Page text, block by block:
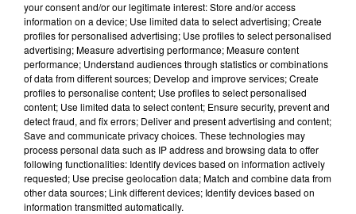
Lecture (3 min 40 sec)
28 mai 2025 - 3 min 40 sec
L'INFO DU TARN DU 28/05/25 À 19H01
L'info du Tarn
your consent and/or our legitimate interest: Store and/or access
information on a device; Use limited data to select advertising; Create
profiles for personalised advertising; Use profiles to select personalised
advertising; Measure advertising performance; Measure content
performance; Understand audiences through statistics or combinations
of data from different sources; Develop and improve services; Create
profiles to personalise content; Use profiles to select personalised
content; Use limited data to select content; Ensure security, prevent and
detect fraud, and fix errors; Deliver and present advertising and content;
Save and communicate privacy choices. These technologies may
process personal data such as IP address and browsing data to offer
following functionalities: Identify devices based on information actively
requested; Use precise geolocation data; Match and combine data from
other data sources; Link different devices; Identify devices based on
information transmitted automatically.